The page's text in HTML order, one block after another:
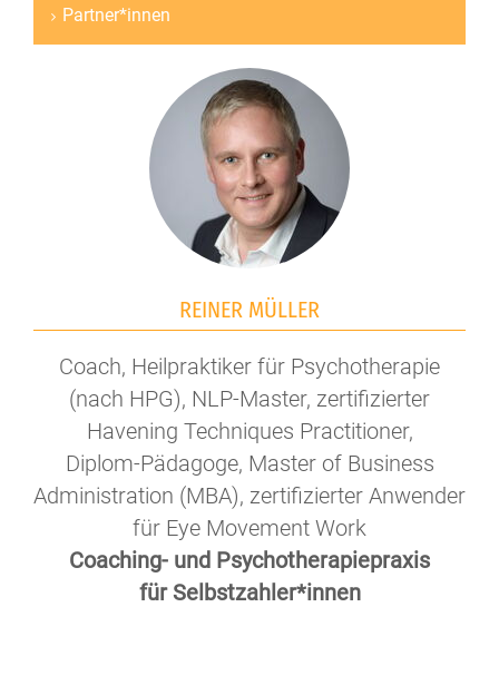
Partner*innen
REINER MÜLLER
Coach, Heilpraktiker für Psychotherapie
(nach HPG), NLP-Master, zertifizierter
Havening Techniques Practitioner,
Diplom-Pädagoge, Master of Business
Administration (MBA), zertifizierter Anwender
für Eye Movement Work
Coaching- und Psychotherapiepraxis
für Selbstzahler*innen